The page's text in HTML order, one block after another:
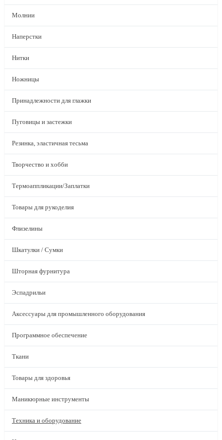
Молнии
Наперстки
Нитки
Ножницы
Принадлежности для глажки
Пуговицы и застежки
Резинка, эластичная тесьма
Творчество и хобби
Термоаппликации/Заплатки
Товары для рукоделия
Флизелины
Шкатулки / Сумки
Шторная фурнитура
Эспадрильи
Аксессуары для промышленного оборудования
Программное обеспечение
Ткани
Товары для здоровья
Маникюрные инструменты
Техника и оборудование